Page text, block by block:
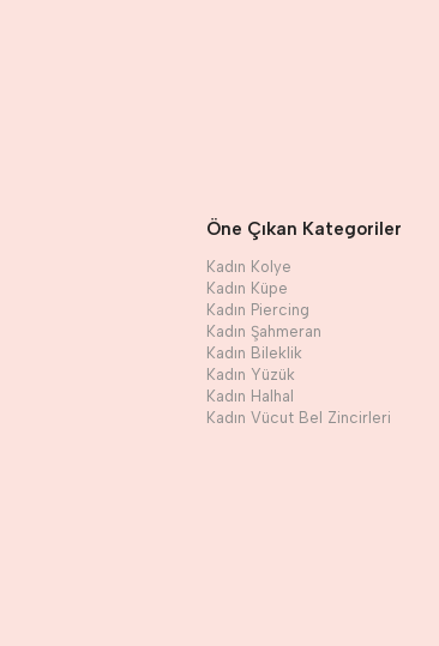
Öne Çıkan Kategoriler
Kadın Kolye
Kadın Küpe
Kadın Piercing
Kadın Şahmeran
Kadın Bileklik
Kadın Yüzük
Kadın Halhal
Kadın Vücut Bel Zincirleri